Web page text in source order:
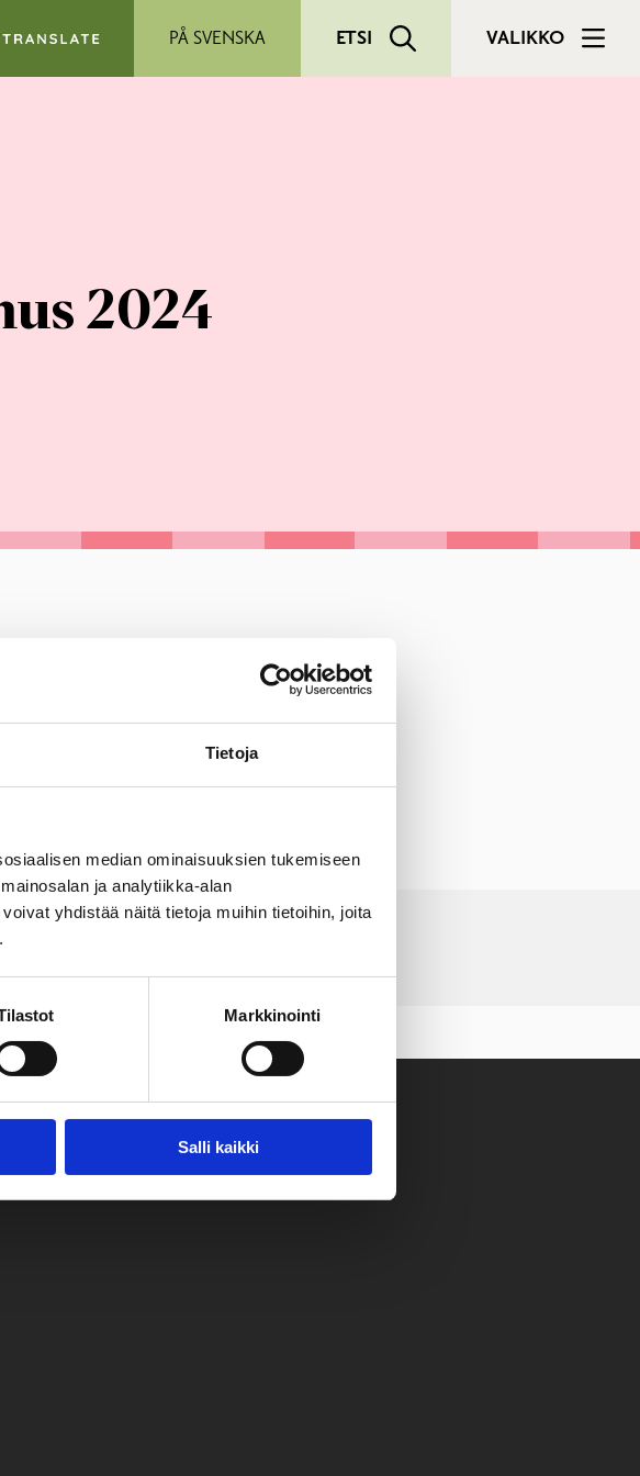
Tietoja
median ominaisuuksien tukemiseen
ja analytiikka-alan
yhdistää näitä tietoja muihin tietoihin, joita
Markkinointi
Salli kaikki
PÅ SVENSKA ETSI VALIKKO
2024